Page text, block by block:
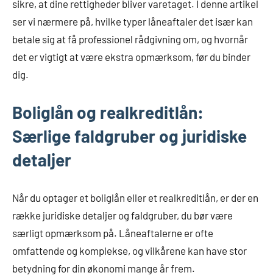
sikre, at dine rettigheder bliver varetaget. I denne artikel
ser vi nærmere på, hvilke typer låneaftaler det især kan
betale sig at få professionel rådgivning om, og hvornår
det er vigtigt at være ekstra opmærksom, før du binder
dig.
Boliglån og realkreditlån:
Særlige faldgruber og juridiske
detaljer
Når du optager et boliglån eller et realkreditlån, er der en
række juridiske detaljer og faldgruber, du bør være
særligt opmærksom på. Låneaftalerne er ofte
omfattende og komplekse, og vilkårene kan have stor
betydning for din økonomi mange år frem.